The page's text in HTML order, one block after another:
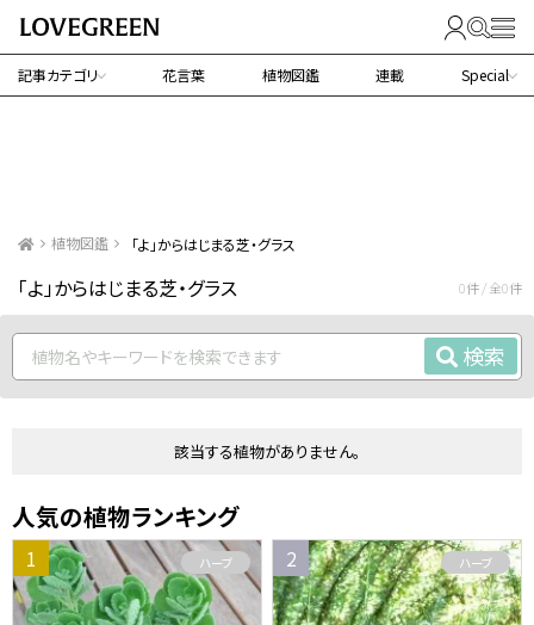
記事カテゴリ 花言葉 植物図鑑 連載 Special
植物図鑑 「よ」からはじまる芝・グラス
「よ」からはじまる芝・グラス 0件 / 全0件
検索
該当する植物がありません。
人気の植物ランキング
ハーブ ハーブ